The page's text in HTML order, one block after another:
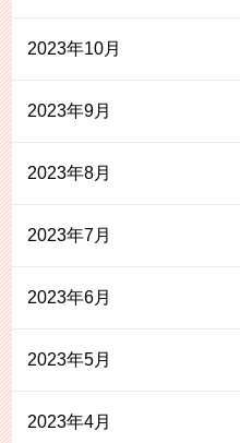
2023年10月
2023年9月
2023年8月
2023年7月
2023年6月
2023年5月
2023年4月